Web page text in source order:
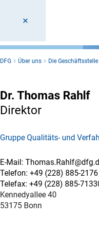
DFG Über uns Die Geschäftsstelle
Dr. Thomas Rahlf
Direktor
Gruppe Qualitäts- und
E-Mail:
Telefon: +49 (228) 885-2176
Telefax: +49 (228) 885-
Kennedyallee 40
53175 Bonn